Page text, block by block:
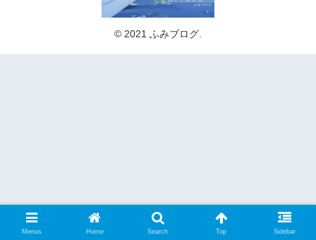
© 2021 ふみブログ.
Menus Home Search Top Sidebar